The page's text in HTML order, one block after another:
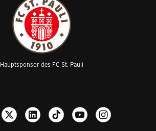
Hauptsponsor des FC St. Pauli